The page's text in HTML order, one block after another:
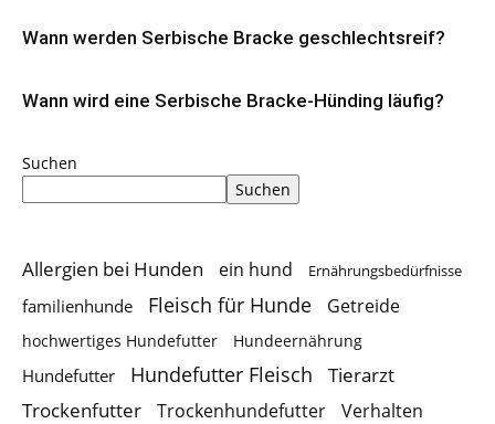
Wann werden Serbische Bracke geschlechtsreif?
Wann wird eine Serbische Bracke-Hünding läufig?
Suchen
Suchen
Allergien bei Hunden ein hund Ernährungsbedürfnisse
familienhunde Fleisch für Hunde Getreide
hochwertiges Hundefutter Hundeernährung
Hundefutter Hundefutter Fleisch
Tierarzt
Trockenfutter
Trockenhundefutter
Verhalten